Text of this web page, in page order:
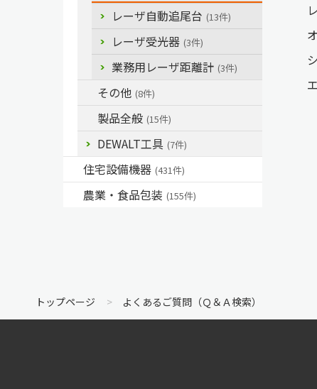
レーザ自動追尾台 (13件)
レーザ受光器 (3件)
業務用レーザ距離計 (3件)
その他 (8件)
製品全般 (15件)
DEWALT工具 (7件)
住宅設備機器 (431件)
農業・食品包装 (155件)
トップページ よくあるご質問（Ｑ＆Ａ検索）